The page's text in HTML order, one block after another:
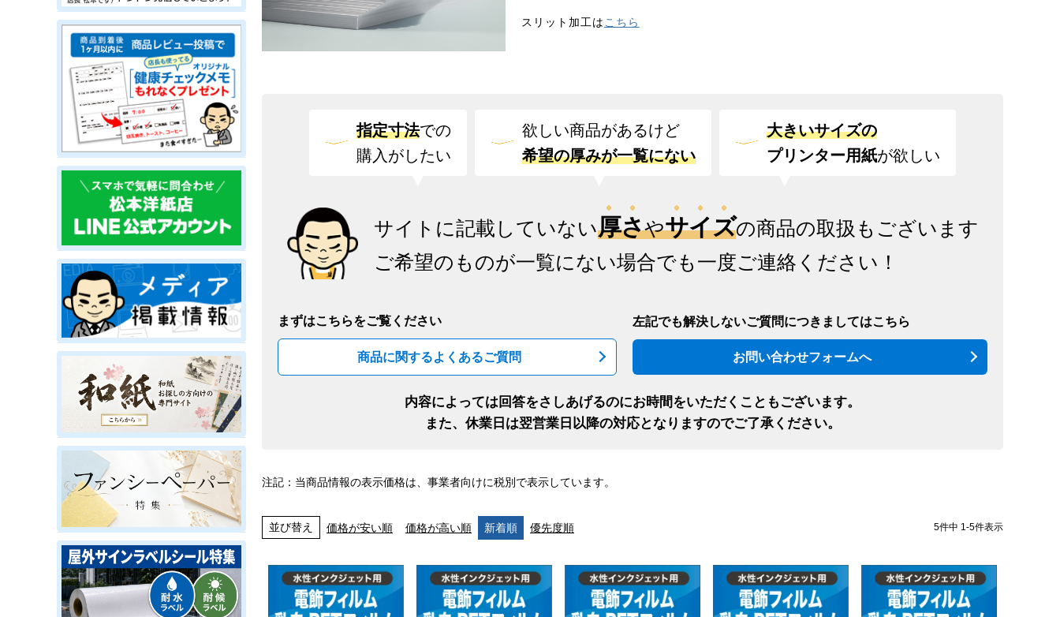
スリット加工は こちら
指定寸法での
購入がしたい
欲しい商品があるけど
希望の厚みが一覧にない
大きいサイズの
プリンター用紙が欲しい
サイトに記載していない厚さやサイズの商品の取扱もございます
ご希望のものが一覧にない場合でも一度ご連絡ください！
まずはこちらをご覧ください
商品に関するよくあるご質問
左記でも解決しないご質問につきましてはこちら
お問い合わせフォームへ
内容によっては回答をさしあげるのにお時間をいただくこともございます。
また、休業日は翌営業日以降の対応となりますのでご了承ください。
注記：当商品情報の表示価格は、事業者向けに税別で表示しています。
並び替え 価格が安い順 価格が高い順 新着順 優先度順 5件中 1-5件表示